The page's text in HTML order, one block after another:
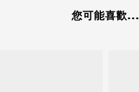
您可能喜歡...